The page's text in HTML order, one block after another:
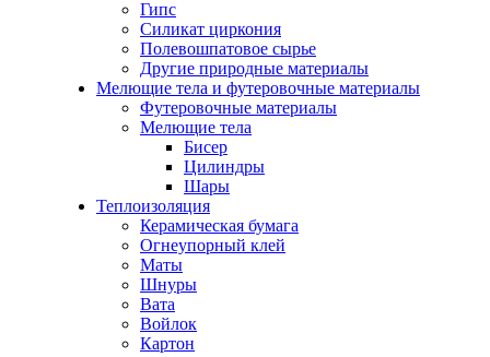
Гипс
Силикат циркония
Полевошпатовое сырье
Другие природные материалы
Мелющие тела и футеровочные материалы
Футеровочные материалы
Мелющие тела
Бисер
Цилиндры
Шары
Теплоизоляция
Керамическая бумага
Огнеупорный клей
Маты
Шнуры
Вата
Войлок
Картон